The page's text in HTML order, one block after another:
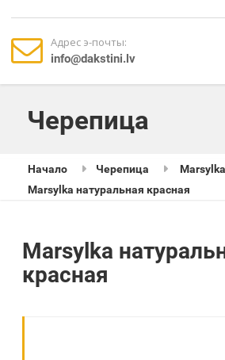
Адрес э-почты:
info@dakstini.lv
Черепица
Начало Черепица
Marsylka
Marsylka натуральная красная
Marsylka
красная